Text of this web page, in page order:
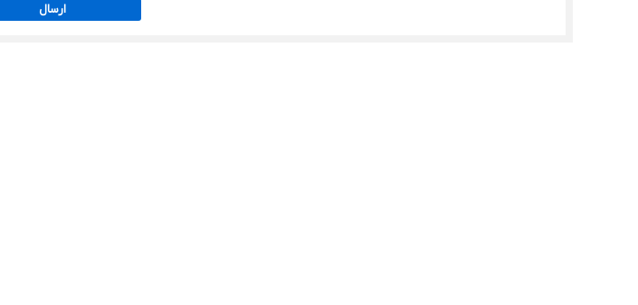
ارسال